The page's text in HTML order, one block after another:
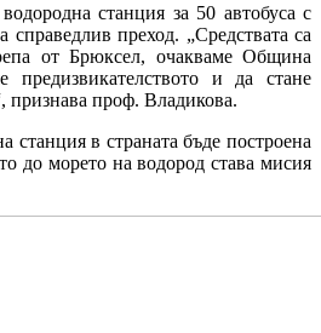
станция за 50 автобуса с
преход. „Средствата са
от Брюксел, очакваме Община
предизвикателството и да стане
признава проф. Владикова.
станция в страната бъде построена
до морето на водород става мисия